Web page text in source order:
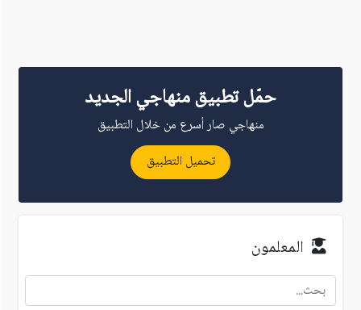
حمّل تطبيق منهاجي الجديد
منهاجي صار أسرع من خلال التطبيق
تحميل التطبيق
المعلمون